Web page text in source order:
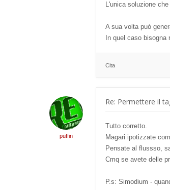
L'unica soluzione
A sua volta può
In quel caso
Cita
puffin
Re: Permettere il
Tutto corretto.
Magari ipotizzate
Pensate al flussso,
Cmq se avete delle
P.s: Simodium -